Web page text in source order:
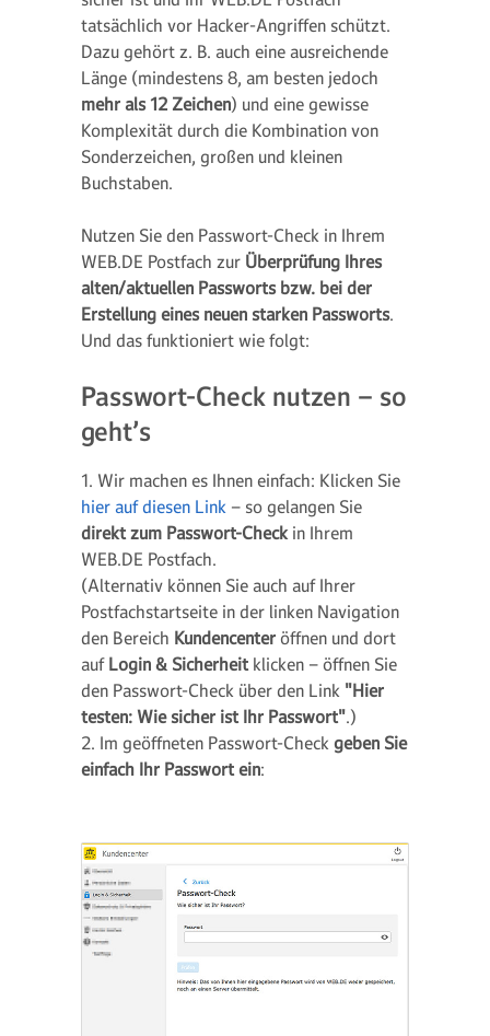
tatsächlich vor Hacker-Angriffen schützt.
Dazu gehört z. B. auch eine ausreichende
Länge (mindestens 8, am besten jedoch
mehr als 12 Zeichen) und eine gewisse
Komplexität durch die Kombination von
Sonderzeichen, großen und kleinen
Buchstaben.
Nutzen Sie den Passwort-Check in Ihrem
WEB.DE Postfach zur Überprüfung Ihres
alten/aktuellen Passworts bzw. bei der
Erstellung eines neuen starken Passworts.
Und das funktioniert wie folgt:
Passwort-Check nutzen – so
geht’s
1. Wir machen es Ihnen einfach: Klicken Sie
hier auf diesen Link – so gelangen Sie
direkt zum Passwort-Checkin Ihrem
WEB.DE Postfach.
(Alternativ können Sie auch auf Ihrer
Postfachstartseite in der linken Navigation
den Bereich Kundencenter öffnen und dort
auf Login & Sicherheitklicken – öffnen Sie
den Passwort-Check über den Link "Hier
testen: Wie sicher ist Ihr Passwort".)
2. Im geöffneten Passwort-Check geben Sie
einfach Ihr Passwort ein: